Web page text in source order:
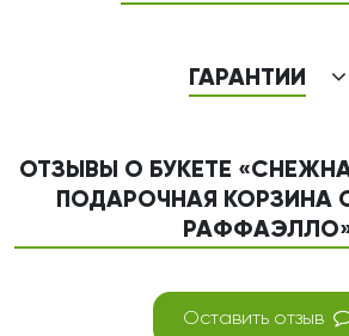
ГАРАНТИИ
ОТЗЫВЫ О БУКЕТЕ
ПОДАРОЧНАЯ КОРЗИНА
Оставить отзыв